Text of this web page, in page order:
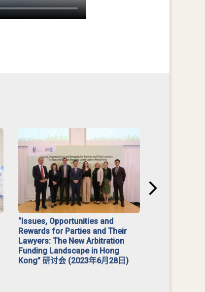
“Issues, Opportunities and
Rewards for Parties and Their
Lawyers: The New Arbitration
Funding Landscape in Hong
Kong” 研讨会 (2023年6月28日)